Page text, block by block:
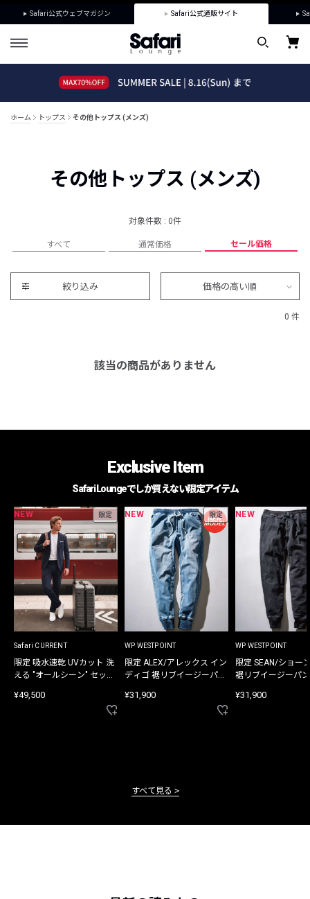
Safari公式ウェブマガジン Safari公式通販サイト
ホーム トップス その他トップス (メンズ)
その他トップス (メンズ)
対象件数 : 0件
すべて 通常価格 セール価格
絞り込み 価格の高い順
0 件
該当の商品がありません
Exclusive Item
Safari Loungeでしか買えない限定アイテム
NEW 限定
Safari CURRENT
限定 吸水速乾 UVカット 洗
える "オールシーン" セット
¥49,500
NEW 限定
WP WESTPOINT
限定 ALEX/アレックス イン
ディゴ 裾リブイージーパン
¥31,900
NEW
WP WESTPOINT
限定 SEAN/ショー
裾リブイージーパ
¥31,900
すべて見る